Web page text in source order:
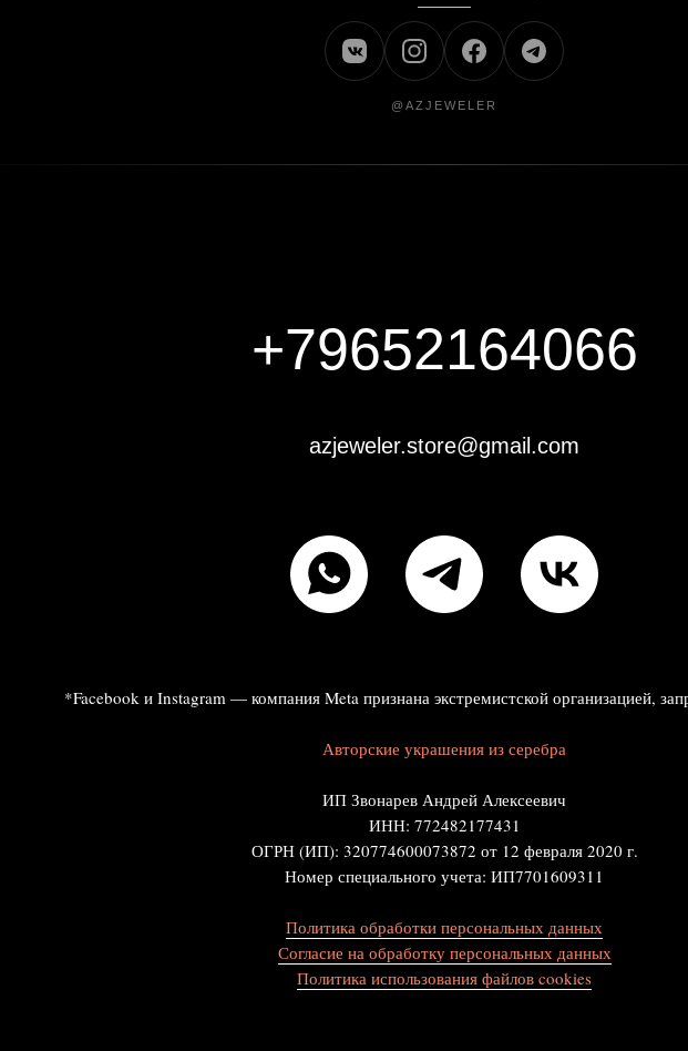
@AZJEWELER
+79652164066
azjeweler.store@gmail.com
*Facebook и Instagram — компания Meta признана экстремистской организацией,
Авторские украшения из серебра
ИП Звонарев Андрей Алексеевич
ИНН: 772482177431
ОГРН (ИП): 320774600073872 от 12 февраля 2020 г.
Номер специального учета: ИП7701609311
Политика обработки персональных данных
Согласие на обработку персональных данных
Политика использования файлов cookies